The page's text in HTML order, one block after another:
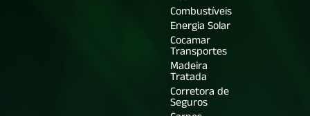
Combustíveis
Energia Solar
Cocamar
Transportes
Madeira
Tratada
Corretora de
Seguros